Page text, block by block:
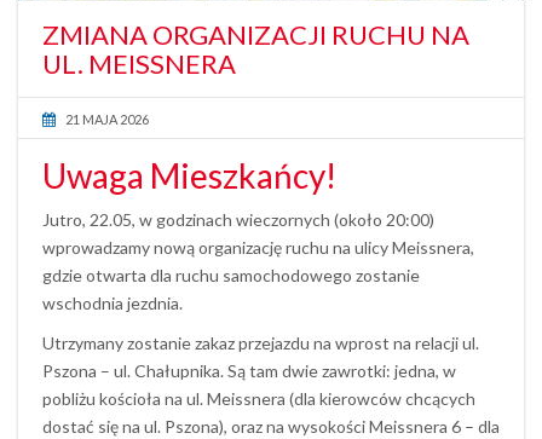
ZMIANA ORGANIZACJI RUCHU NA
UL. MEISSNERA
21 MAJA 2026
Uwaga Mieszkańcy!
Jutro, 22.05, w godzinach wieczornych (około 20:00)
wprowadzamy nową organizację ruchu na ulicy Meissnera,
gdzie otwarta dla ruchu samochodowego zostanie
wschodnia jezdnia.
Utrzymany zostanie zakaz przejazdu na wprost na relacji ul.
Pszona – ul. Chałupnika. Są tam dwie zawrotki: jedna, w
pobliżu kościoła na ul. Meissnera (dla kierowców chcących
dostać się na ul. Pszona), oraz na wysokości Meissnera 6 – dla